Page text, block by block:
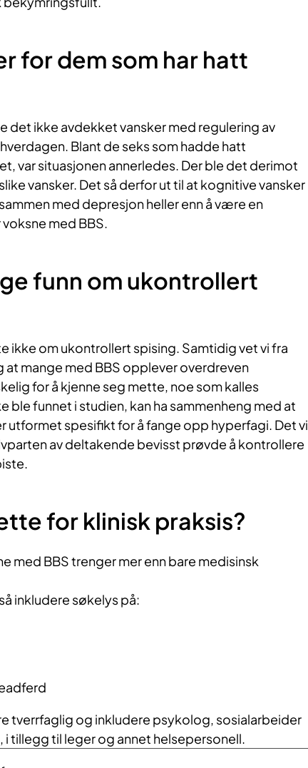
for dem som har hatt
det ikke avdekket vansker med regulering av
Blant de seks som hadde hatt
var situasjonen annerledes. Der ble det derimot
vansker. Det så derfor ut til at kognitive vansker
med depresjon heller enn å være en
med BBS.
funn om ukontrollert
ikke om ukontrollert spising. Samtidig vet vi fra
at mange med BBS opplever overdreven
for å kjenne seg mette, noe som kalles
ble funnet i studien, kan ha sammenheng med at
utformet spesifikt for å fange opp hyperfagi. Det vi
av deltakende bevisst prøvde å kontrollere
for klinisk praksis?
med BBS trenger mer enn bare medisinsk
inkludere søkelys på:
tverrfaglig og inkludere psykolog, sosialarbeider
tillegg til leger og annet helsepersonell.